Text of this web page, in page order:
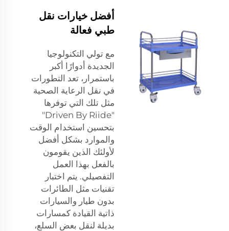
أفضل خيارات نقل
طبي فعالة
مع تولي التكنولوجيا
الجديدة أدوارًا أكبر
باستمرار، تعد التطورات
في نقل الرعاية الصحية
مثل تلك التي توفرها
"Driven By Riide"
بتحسين استخدام الوقت
والموارد بشكل أفضل
لأولئك الذين يقومون
بالفعل بهذا العمل
التفصيلي. يتم اختبار
تقنيات مثل الطائرات
بدون طيار والسيارات
ذاتية القيادة كمسارات
بديلة لنقل بعض السلع،